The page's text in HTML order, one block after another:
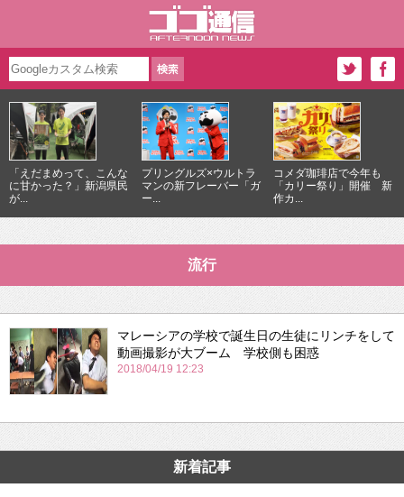
「えだまめって、こんな
に甘かった？」新潟県民
が...
プリングルズ×ウルトラ
マンの新フレーバー「ガ
ー...
コメダ珈琲店で今年も
「カリー祭り」開催 新
作カ...
流行
マレーシアの学校で誕生日の生徒にリンチをして
動画撮影が大ブーム 学校側も困惑
2018/04/19 12:23
新着記事